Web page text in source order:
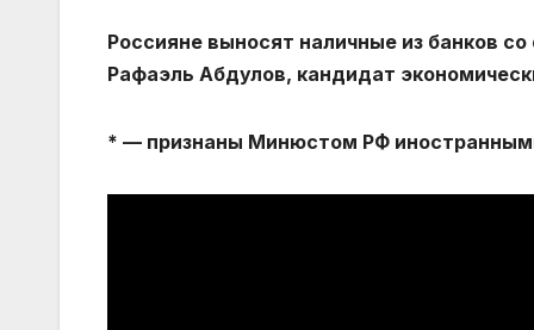
Россияне выносят наличные из банков
Рафаэль Абдулов, кандидат
* — признаны Минюстом РФ